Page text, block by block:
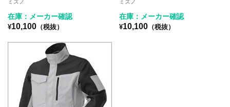
ミズノ
在庫：メーカー確認
¥10,100 （税抜）
ミズノ
在庫：メーカー確認
¥10,100 （税抜）